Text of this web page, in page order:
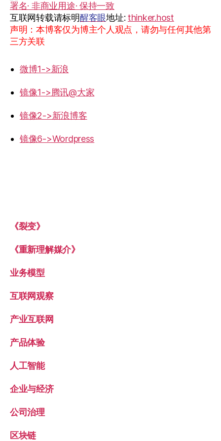
署名· 非商业用途· 保持一致
互联网转载请标明醒客眼地址: thinker.host
声明：本博客仅为博主个人观点，请勿与任何其他第
三方关联
微博1->新浪
镜像1->腾讯@大家
镜像2->新浪博客
镜像6->Wordpress
《裂变》
《重新理解媒介》
业务模型
互联网观察
产业互联网
产品体验
人工智能
企业与经济
公司治理
区块链